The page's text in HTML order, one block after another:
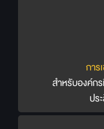
การ
สำหรับองค์ก
ปร